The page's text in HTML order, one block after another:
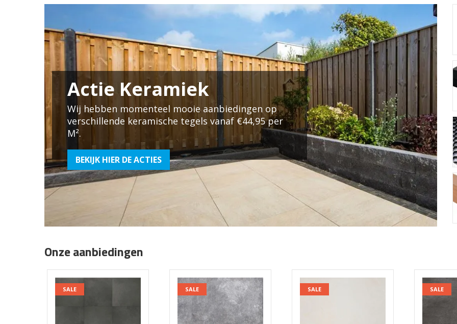
Actie Keramiek
Wij hebben momenteel mooie aanbiedingen op
verschillende keramische tegels vanaf €44,95 per
M².
BEKIJK HIER DE ACTIES
Onze aanbiedingen
SALE SALE SALE SALE